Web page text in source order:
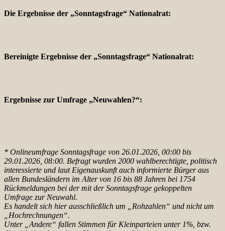
Die Ergebnisse der „Sonntagsfrage“ Nationalrat:
Bereinigte Ergebnisse der „Sonntagsfrage“ Nationalrat:
Ergebnisse zur Umfrage „Neuwahlen?“:
* Onlineumfrage Sonntagsfrage von 26.01.2026, 00:00 bis
29.01.2026, 08:00. Befragt wurden 2000 wahlberechtigte, politisch
interessierte und laut Eigenauskunft auch informierte Bürger aus
allen Bundesländern im Alter von 16 bis 88 Jahren bei 1754
Rückmeldungen bei der mit der Sonntagsfrage gekoppelten
Umfrage zur Neuwahl.
Es handelt sich hier ausschließlich um „Rohzahlen“ und nicht um
„Hochrechnungen“.
Unter „Andere“ fallen Stimmen für Kleinparteien unter 1%, bzw.